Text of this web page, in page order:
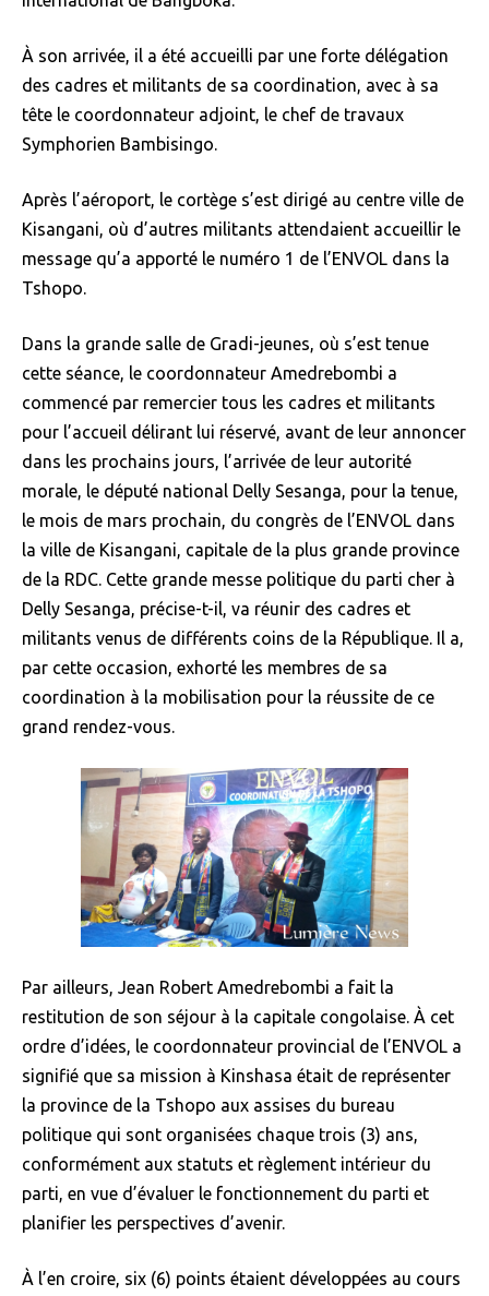
À son arrivée, il a été accueilli par une forte délégation
des cadres et militants de sa coordination, avec à sa
tête le coordonnateur adjoint, le chef de travaux
Symphorien Bambisingo.
Après l’aéroport, le cortège s’est dirigé au centre ville de
Kisangani, où d’autres militants attendaient accueillir le
message qu’a apporté le numéro 1 de l’ENVOL dans la
Tshopo.
Dans la grande salle de Gradi-jeunes, où s’est tenue
cette séance, le coordonnateur Amedrebombi a
commencé par remercier tous les cadres et militants
pour l’accueil délirant lui réservé, avant de leur annoncer
dans les prochains jours, l’arrivée de leur autorité
morale, le député national Delly Sesanga, pour la tenue,
le mois de mars prochain, du congrès de l’ENVOL dans
la ville de Kisangani, capitale de la plus grande province
de la RDC. Cette grande messe politique du parti cher à
Delly Sesanga, précise-t-il, va réunir des cadres et
militants venus de différents coins de la République. Il a,
par cette occasion, exhorté les membres de sa
coordination à la mobilisation pour la réussite de ce
grand rendez-vous.
Par ailleurs, Jean Robert Amedrebombi a fait la
restitution de son séjour à la capitale congolaise. À cet
ordre d’idées, le coordonnateur provincial de l’ENVOL a
signifié que sa mission à Kinshasa était de représenter
la province de la Tshopo aux assises du bureau
politique qui sont organisées chaque trois (3) ans,
conformément aux statuts et règlement intérieur du
parti, en vue d’évaluer le fonctionnement du parti et
planifier les perspectives d’avenir.
À l’en croire, six (6) points étaient développées au cours